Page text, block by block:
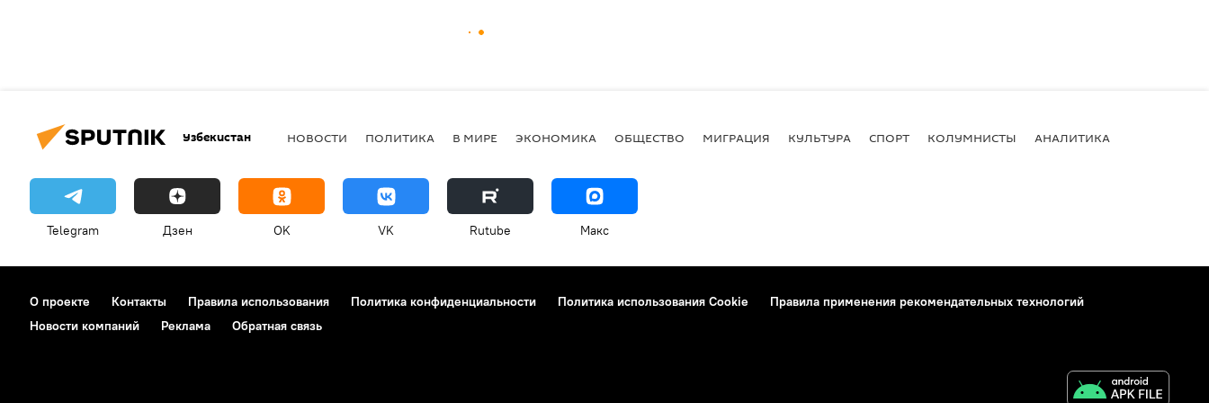
Узбекистан НОВОСТИ ПОЛИТИКА В МИРЕ ЭКОНОМИКА ОБЩЕСТВО МИГРАЦИЯ КУЛЬТУРА СПОРТ КОЛУМНИСТЫ АНАЛИТИКА
Telegram Дзен OK VK Rutube Макс
О проекте Контакты Правила использования Политика конфиденциальности Политика использования Cookie
Правила применения рекомендательных технологий
Новости компаний
Реклама Обратная связь